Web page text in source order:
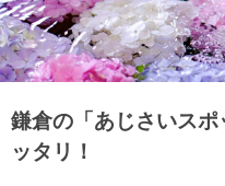
鎌倉の「あじさいス
ッタリ！